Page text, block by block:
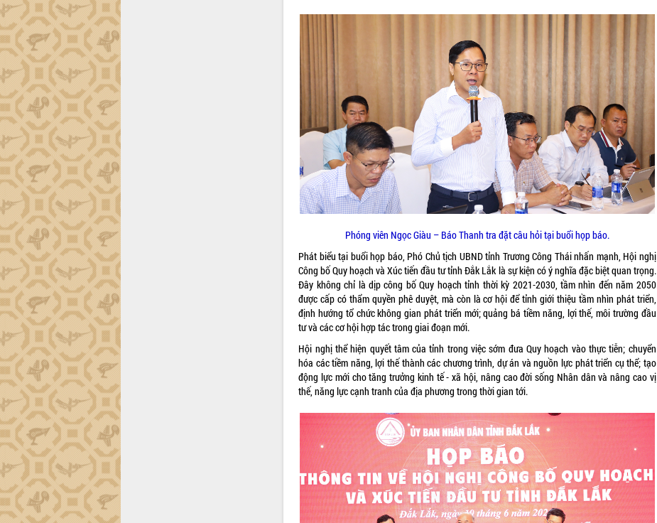
Phóng viên Ngọc Giàu – Báo Thanh tra đặt câu hỏi tại buổi họp báo.
Phát biểu tại buổi họp báo, Phó Chủ tịch UBND tỉnh Trương Công Thái nhấn mạnh, Hội nghị
Công bố Quy hoạch và Xúc tiến đầu tư tỉnh Đắk Lắk là sự kiện có ý nghĩa đặc biệt quan trọng.
Đây không chỉ là dịp công bố Quy hoạch tỉnh thời kỳ 2021-2030, tầm nhìn đến năm 2050
được cấp có thẩm quyền phê duyệt, mà còn là cơ hội để tỉnh giới thiệu tầm nhìn phát triển,
định hướng tổ chức không gian phát triển mới; quảng bá tiềm năng, lợi thế, môi trường đầu
tư và các cơ hội hợp tác trong giai đoạn mới.
Hội nghị thể hiện quyết tâm của tỉnh trong việc sớm đưa Quy hoạch vào thực tiễn; chuyển
hóa các tiềm năng, lợi thế thành các chương trình, dự án và nguồn lực phát triển cụ thể; tạo
động lực mới cho tăng trưởng kinh tế - xã hội, nâng cao đời sống Nhân dân và nâng cao vị
thế, năng lực cạnh tranh của địa phương trong thời gian tới.